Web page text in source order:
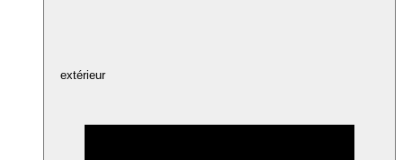
extérieur